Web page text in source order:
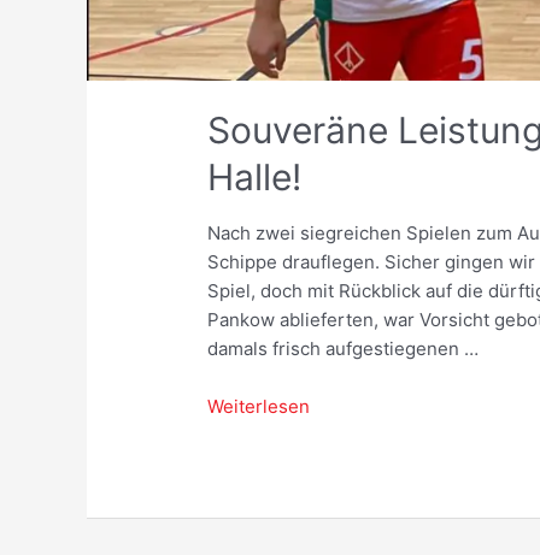
Souveräne
Halle!
Nach zwei siegreichen Spielen zum
Schippe drauflegen. Sicher gingen
Spiel, doch mit Rückblick auf die
Pankow ablieferten, war Vorsicht
damals frisch aufgestiegenen …
Souveräne
Max-
Weiterlesen